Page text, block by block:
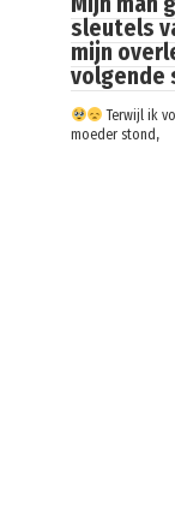
sleutels
mijn
volgende
Terwijl ik
moeder stond,